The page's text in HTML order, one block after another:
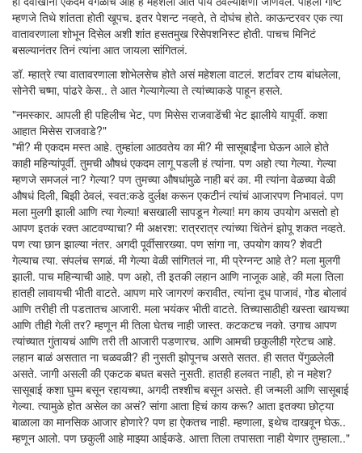
म्हणजे तिथे शांतता होती खूपच. इतर पेशन्ट नव्हते, ते दोघंच होते. काऊन्टरवर एक त्या
वातावरणाला शोभून दिसेल अशी शांत हसतमुख रिसेपशनिस्ट होती. पाचच मिनिटं
बसल्यानंतर तिनं त्यांना आत जायला सांगितलं.
डॉ. म्हात्रे त्या वातावरणाला शोभेलसेच होते असं महेशला वाटलं. शर्टावर टाय बांधलेला,
सोनेरी चष्मा, पांढरे केस.. ते आत गेल्यागेल्या ते त्यांच्याकडे पाहून हसले.
"नमस्कार. आपली ही पहिलीच भेट, पण मिसेस राजवाडेंची भेट झालीये यापूर्वी. कशा
आहात मिसेस राजवाडे?"
"मी? मी एकदम मस्त आहे. तुम्हांला आठवतेय का मी? मी सासूबाईंना घेऊन आले होते
काही महिन्यांपूर्वी. तुमची औषधं एकदम लागू पडली हं त्यांना. पण अहो त्या गेल्या. गेल्या
म्हणजे समजलं ना? गेल्या? पण तुमच्या औषधांमुळे नाही बरं का. मी त्यांना वेळच्या वेळी
औषधं दिली, बिझी ठेवलं, स्वत:कडे दुर्लक्ष करून एकटीनं त्यांचं आजारपण निभावलं. पण
मला मुलगी झाली आणि त्या गेल्या! बसखाली सापडून गेल्या! मग काय उपयोग असतो हो
आपण इतकं रक्त आटवण्याचा? मी अक्षरश: रात्ररात्र त्यांच्या चिंतेनं झोपू शकत नव्हते.
पण त्या छान झाल्या नंतर. अगदी पूर्वीसारख्या. पण सांगा ना, उपयोग काय? शेवटी
गेल्याच त्या. संपलंच सगळं. मी गेल्या वेळी सांगितलं ना, मी प्रेग्नन्ट आहे ते? मला मुलगी
झाली. पाच महिन्याची आहे. पण अहो, ती इतकी लहान आणि नाजूक आहे, की मला तिला
हातही लावायची भीती वाटते. आपण मारे जागरणं करावीत, त्यांना दूध पाजावं, गोड बोलावं
आणि तरीही ती पडतातच आजारी. मला भयंकर भीती वाटते. तिच्यासाठीही खस्ता खायच्या
आणि तीही गेली तर? म्हणून मी तिला घेतच नाही जास्त. कटकटच नको. उगाच आपण
त्यांच्यात गुंतायचं आणि तरी ती आजारी पडणारच. आणि आमची छकुलीही ग्रेटच आहे.
लहान बाळं असतात ना चळवळी? ही नुसती झोपूनच असते सतत. ही सतत पेंगुळलेली
असते. जागी असली की एकटक बघत बसते नुसती. हातही हलवत नाही, हो न महेश?
सासूबाई कशा घुम्म बसून रहायच्या, अगदी तश्शीच बसून असते. ही जन्मली आणि सासूबाई
गेल्या. त्यामुळे होत असेल का असं? सांगा आता हिचं काय करू? आता इतक्या छोट्या
बाळाला का मानसिक आजार होणारे? पण हा ऐकतच नाही. म्हणाला, इथेच दाखवून घेऊ..
म्हणून आलो. पण छकुली आहे माझ्या आईकडे. आत्ता तिला तपासता नाही येणार तुम्हाला.."